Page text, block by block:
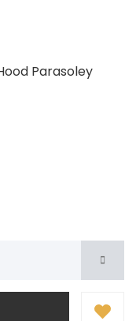
Parasoley